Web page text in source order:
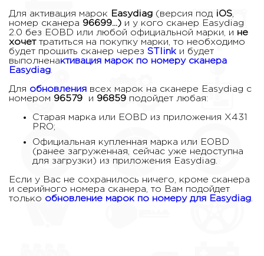
Для активация марок Easydiag (версия под iOS
номер сканера 96699...) и у кого сканер Easydiag
2.0 без EOBD или любой официальной марки, и не
хочеттратиться на покупку марки, то необходимо
будет прошить сканер через STlink и будет
выполненактивация марок по номеру сканера
Easydiag
Для обновления всех марок на сканере Easydiag с
номером 96579 и 96859 подойдет любая:
Старая марка или EOBD из приложения X431
PRO;
Официальная купленная марка или EOBD
(ранее загруженная, сейчас уже недоступна
для загрузки) из приложения Easydiag.
Если у Вас не сохранилось ничего, кроме сканера
и серийного номера сканера, то Вам подойдет
только обновление марок по номеру для Easydiag